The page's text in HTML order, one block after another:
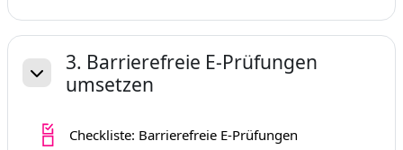
Replier
3. Barrierefreie E-Prüfungen
umsetzen
Checkliste: Barrierefreie E-Prüfungen